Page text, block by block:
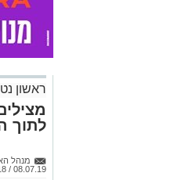
ראשון נט
לתוך
מנהל
08.07.19 / 12:18